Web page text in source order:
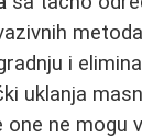
i
uklanja
one ne mogu